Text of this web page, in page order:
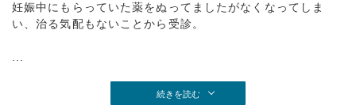
妊娠中にもらっていた薬をぬってましたがなくなってしま
い、治る気配もないことから受診。
続きを読む